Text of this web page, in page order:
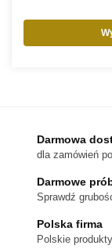
Darmowa
dla zamówień
Darmowe
Sprawdź
Polska firma
Polskie